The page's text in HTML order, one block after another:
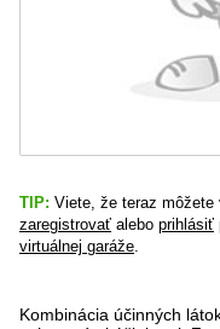
TIP: Viete, že teraz
zaregistrovať alebo prihlásiť
virtuálnej garáže
Kombinácia účinných